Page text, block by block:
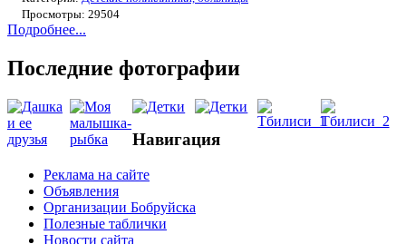
Просмотры: 29504
Подробнее...
Последние фотографии
Навигация
Реклама на сайте
Объявления
Организации Бобруйска
Полезные таблички
Новости сайта